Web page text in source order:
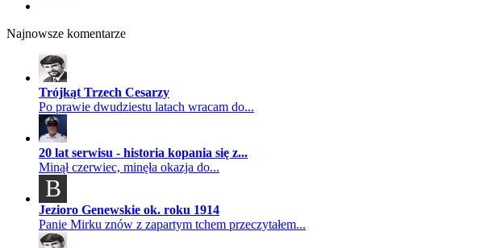
Najnowsze komentarze
Trójkąt Trzech Cesarzy
Po prawie dwudziestu latach wracam do...
20 lat serwisu - historia kopania się z...
Minął czerwiec, minęła okazja do...
B
Jezioro Genewskie ok. roku 1914
Panie Mirku znów z zapartym tchem przeczytałem...